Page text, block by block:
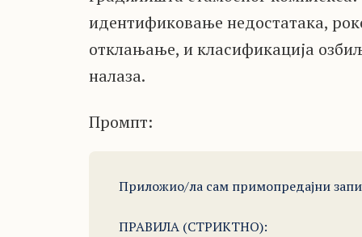
идентификовање недостатака,
отклањање, и класификација
налаза.
Промпт:
Приложио/ла сам примопредајни
ПРАВИЛА (СТРИКТНО):